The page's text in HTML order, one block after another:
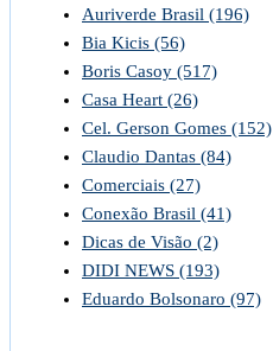
Auriverde Brasil (196)
Bia Kicis (56)
Boris Casoy (517)
Casa Heart (26)
Cel. Gerson Gomes (152)
Claudio Dantas (84)
Comerciais (27)
Conexão Brasil (41)
Dicas de Visão (2)
DIDI NEWS (193)
Eduardo Bolsonaro (97)